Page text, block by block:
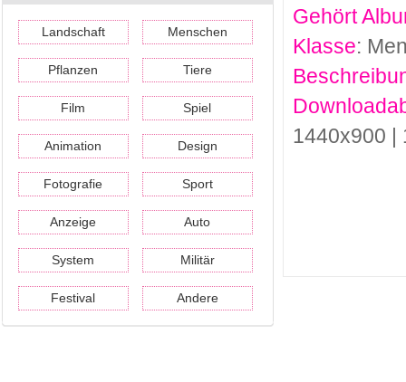
Landschaft Menschen
Pflanzen Tiere
Film Spiel
Animation Design
Fotografie Sport
Anzeige Auto
System Militär
Festival Andere
Gehört
Klasse:
1440x900 |